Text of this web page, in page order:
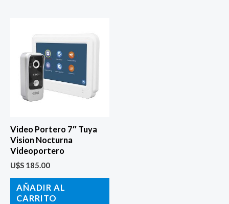
Video Portero 7″ Tuya
Vision Nocturna
Videoportero
U$S 185.00
AÑADIR AL
CARRITO